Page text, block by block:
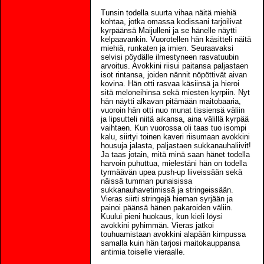
Tunsin todella suurta vihaa näitä miehiä
kohtaa, jotka omassa kodissani tarjoilivat
kyrpäänsä Maijulleni ja se hänelle näytti
kelpaavankin. Vuorotellen hän käsitteli näitä
miehiä, runkaten ja imien. Seuraavaksi
selvisi pöydälle ilmestyneen rasvatuubin
arvoitus. Avokkini riisui paitansa paljastaen
isot rintansa, joiden nännit nöpöttivät aivan
kovina. Hän otti rasvaa käsiinsä ja hieroi
sitä meloneihinsa sekä miesten kyrpiin. Nyt
hän näytti alkavan pitämään maitobaaria,
vuoroin hän otti nuo munat tissiensä väliin
ja lipsutteli niitä aikansa, aina välillä kyrpää
vaihtaen. Kun vuorossa oli taas tuo isompi
kalu, siirtyi toinen kaveri riisumaan avokkini
housuja jalasta, paljastaen sukkanauhaliivit!
Ja taas jotain, mitä minä saan hänet todella
harvoin puhuttua, mielestäni hän on todella
tyrmäävän upea push-up liiveissään sekä
näissä tumman punaisissa
sukkanauhavetimissä ja stringeissään.
Vieras siirti stringejä hieman syrjään ja
painoi päänsä hänen pakaroiden väliin.
Kuului pieni huokaus, kun kieli löysi
avokkini pyhimmän. Vieras jatkoi
touhuamistaan avokkini alapään kimpussa
samalla kuin hän tarjosi maitokauppansa
antimia toiselle vieraalle.